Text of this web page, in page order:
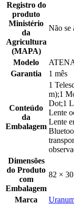
Registro do
produto
Ministério
da
Agricultura
(MAPA)
Não se
Modelo
Garantia
1 mês
Conteúdo
da
Embalagem
1
m);1
Dot;1
Lente
Lente
Dimensões
do Produto
com
Embalagem
82 ×
Marca